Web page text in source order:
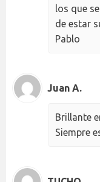
los que
de estar
Pablo
Juan A.
Brillante
Siempre